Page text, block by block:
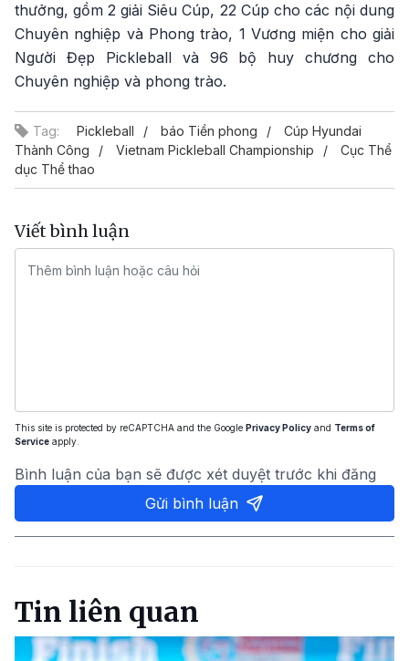
thưởng, gồm 2 giải Siêu Cúp, 22 Cúp cho các nội dung
Chuyên nghiệp và Phong trào, 1 Vương miện cho giải
Người Đẹp Pickleball và 96 bộ huy chương cho
Chuyên nghiệp và phong trào.
Tag: Pickleball báo Tiền phong
Cúp Hyundai
Thành Công
Vietnam Pickleball Championship
Cục Thể
dục Thể thao
Viết bình luận
This site is protected by reCAPTCHA and the Google Privacy Policy and Terms of
Service apply.
Bình luận của bạn sẽ được xét duyệt trước khi đăng
Gửi bình luận
Tin liên quan